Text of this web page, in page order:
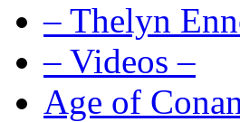
– Thelyn
– Videos –
Age of